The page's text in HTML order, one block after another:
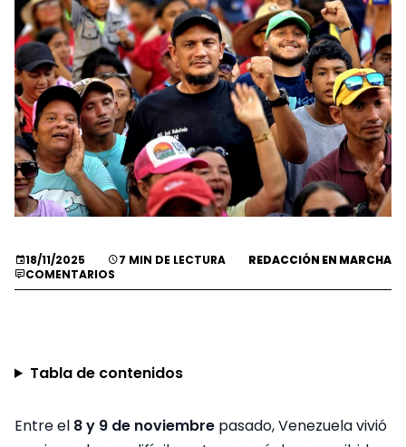
18/11/2025 7 MIN DE LECTURA
REDACCIÓN EN MARCHA
COMENTARIOS
Tabla de contenidos
Entre el 8 y 9 de noviembre pasado, Venezuela vivió